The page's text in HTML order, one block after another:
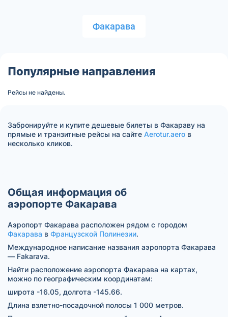
Факарава
Популярные направления
Рейсы не найдены.
Забронируйте и купите дешевые билеты в Факараву на
прямые и транзитные рейсы на сайте Aerotur.aero в
несколько кликов.
Общая информация об
аэропорте Факарава
Аэропорт Факарава расположен рядом с городом
Факарава в Французской Полинезии.
Международное написание названия аэропорта Факарава
— Fakarava.
Найти расположение аэропорта Факарава на картах,
можно по географическим координатам:
широта -16.05, долгота -145.66.
Длина взлетно-посадочной полосы 1 000 метров.